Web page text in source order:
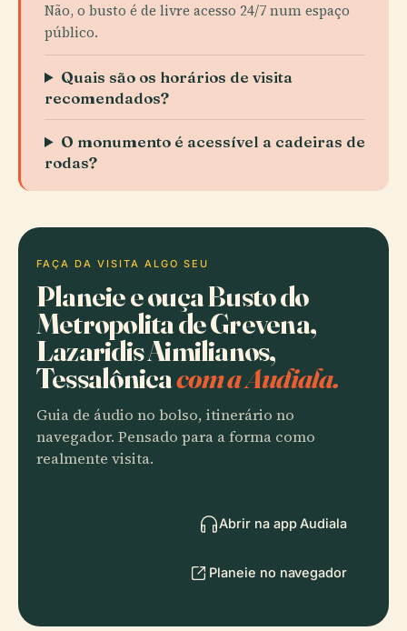
Não, o busto é de livre acesso 24/7 num espaço
público.
Quais são os horários de visita
recomendados?
O monumento é acessível a cadeiras de
rodas?
FAÇA DA VISITA ALGO SEU
Planeie e ouça Busto do
Metropolita de Grevena,
Lazaridis Aimilianos,
Tessalônicacom a Audiala.
Guia de áudio no bolso, itinerário no
navegador. Pensado para a forma como
realmente visita.
Abrir na app Audiala
Planeie no navegador